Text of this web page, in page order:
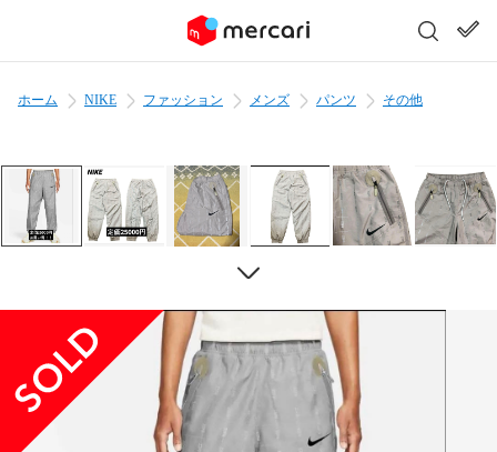
ホーム NIKE ファッション メンズ パンツ その他